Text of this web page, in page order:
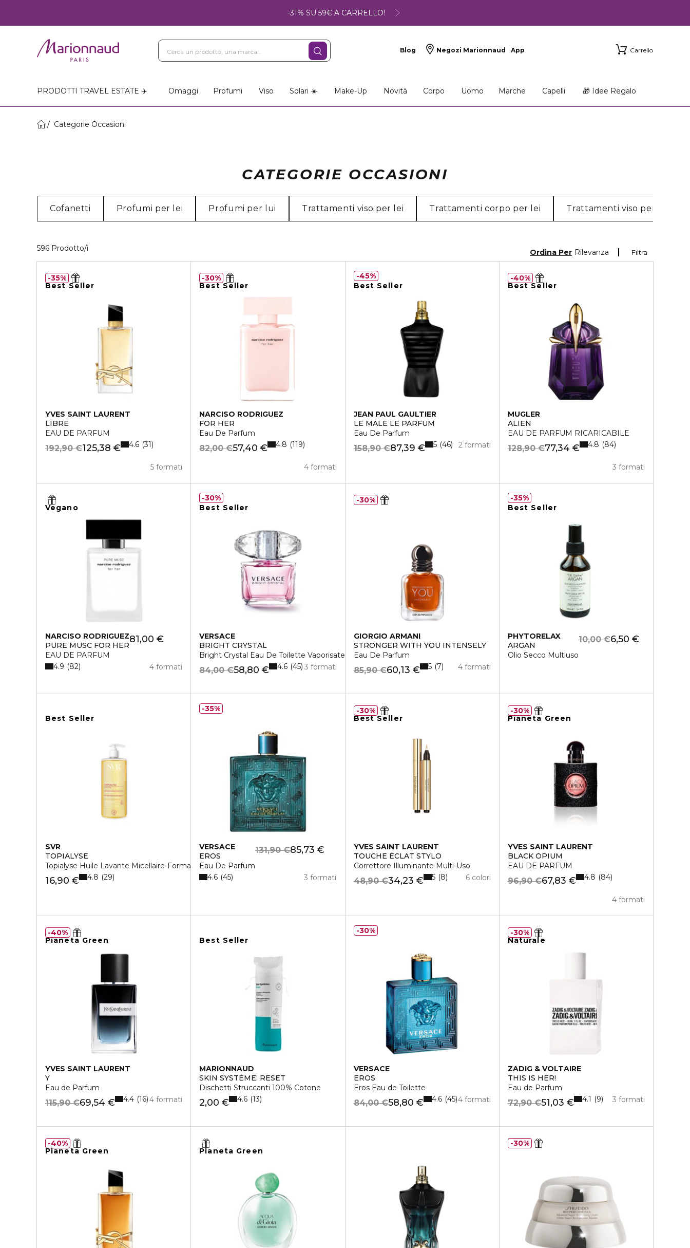
-31% SU 59€ A CARRELLO!
Blog Negozi Marionnaud App Carrello
PRODOTTI TRAVEL ESTATE ✈️ Omaggi Profumi Viso Solari ☀️ Make-Up Novità Corpo Uomo Marche Capelli 🎁 Idee Regalo
Categorie Occasioni
CATEGORIE OCCASIONI
Cofanetti Profumi per lei Profumi per lui Trattamenti viso per lei Trattamenti corpo per lei Trattamenti viso per lui
596 Prodotto/i Filtra
Ordina Per Rilevanza
Best Seller
YVES SAINT LAURENT
LIBRE
EAU DE PARFUM
125,38 €
192,90 €
5 formati
4.6 31
35%
Best Seller
NARCISO RODRIGUEZ
FOR HER
Eau De Parfum
57,40 €
82,00 €
4 formati
4.8 119
30%
Best Seller
JEAN PAUL GAULTIER
LE MALE LE PARFUM
Eau De Parfum
87,39 €
158,90 € 2 formati
5 46
45%
Best Seller
MUGLER
ALIEN
EAU DE PARFUM RICARICABILE
77,34 €
128,90 €
3 formati
4.8 84
40%
Vegano
NARCISO RODRIGUEZ
PURE MUSC FOR HER
EAU DE PARFUM
81,00 €
4 formati
4.9 82
Best Seller
VERSACE
BRIGHT CRYSTAL
Bright Crystal Eau De Toilette Vaporisateur
58,80 €
84,00 € 3 formati
4.6 45
30%
GIORGIO ARMANI
STRONGER WITH YOU INTENSELY
Eau De Parfum
60,13 €
85,90 € 4 formati
5 7
30%
Best Seller
PHYTORELAX
ARGAN
Olio Secco Multiuso
6,50 €
10,00 €
35%
Best Seller
SVR
TOPIALYSE
Topialyse Huile Lavante Micellaire-Formato Convenienza Da 1l
16,90 € 4.8 29
VERSACE
EROS
Eau De Parfum
85,73 €
131,90 €
3 formati
4.6 45
35%
Best Seller
YVES SAINT LAURENT
TOUCHE ÉCLAT STYLO
Correttore Illuminante Multi-Uso
34,23 €
48,90 € 6 colori
5 8
30%
Pianeta Green
YVES SAINT LAURENT
BLACK OPIUM
EAU DE PARFUM
67,83 €
96,90 €
4 formati
4.8 84
30%
Pianeta Green
YVES SAINT LAURENT
Y
Eau de Parfum
69,54 €
115,90 € 4 formati
4.4 16
40%
Best Seller
MARIONNAUD
SKIN SYSTÈME: RESET
Dischetti Struccanti 100% Cotone
2,00 € 4.6 13
VERSACE
EROS
Eros Eau de Toilette
58,80 €
84,00 € 4 formati
4.6 45
30%
Naturale
ZADIG & VOLTAIRE
THIS IS HER!
Eau de Parfum
51,03 €
72,90 € 3 formati
4.1 9
30%
Pianeta Green
40%
Pianeta Green
30%